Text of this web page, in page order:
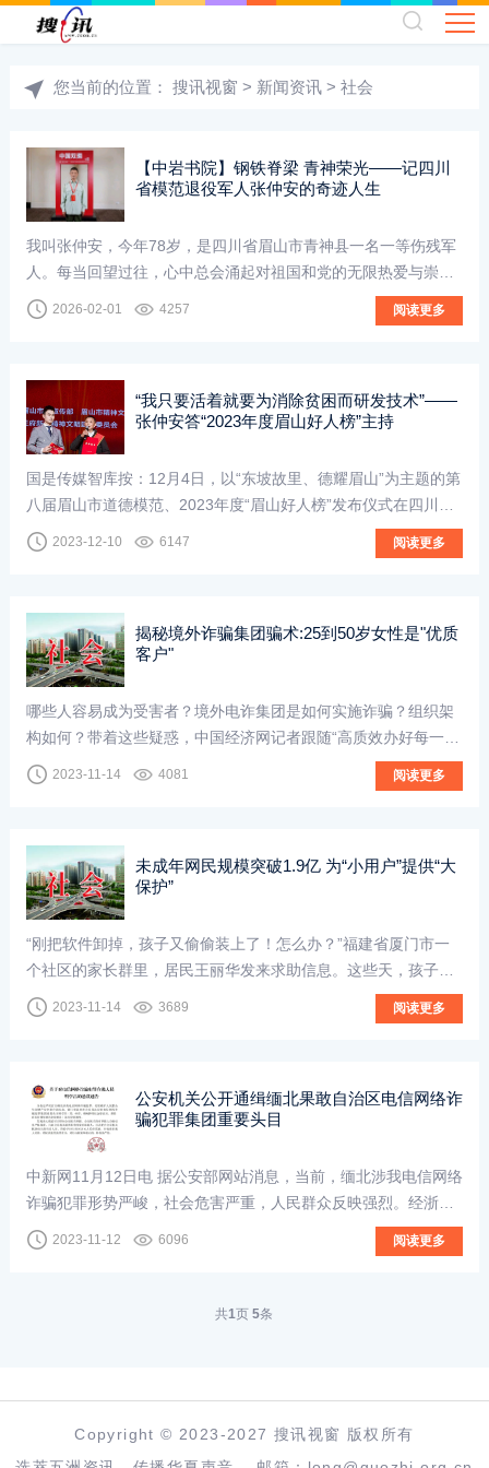
您当前的位置： 搜讯视窗 > 新闻资讯> 社会
【中岩书院】钢铁脊梁 青神荣光——记四川
省模范退役军人张仲安的奇迹人生
我叫张仲安，今年78岁，是四川省眉山市青神县一名一等伤残军
人。每当回望过往，心中总会涌起对祖国和党的无限热爱与崇
敬，而那段在山西大同市新荣区孤山村驻防、投身国防
2026-02-01 4257 阅读更多
“我只要活着就要为消除贫困而研发技术”——
张仲安答“2023年度眉山好人榜”主持
国是传媒智库按：12月4日，以“东坡故里、德耀眉山”为主题的第
八届眉山市道德模范、2023年度“眉山好人榜”发布仪式在四川天
府新区（眉山片区）举行。市委副书记、
2023-12-10 6147 阅读更多
揭秘境外诈骗集团骗术:25到50岁女性是"优质
客户"
哪些人容易成为受害者？境外电诈集团是如何实施诈骗？组织架
构如何？带着这些疑惑，中国经济网记者跟随“高质效办好每一个
案件·新时代法律监督工作巡礼”活动采访团前往四川省南充市深
入了解南充“4·01”特大电...
2023-11-14 4081 阅读更多
未成年网民规模突破1.9亿 为“小用户”提供“大
保护”
“刚把软件卸掉，孩子又偷偷装上了！怎么办？”福建省厦门市一
个社区的家长群里，居民王丽华发来求助信息。这些天，孩子放
学回家头件事就是刷短视频，不仅耽误睡觉，学习成绩也一落千
丈。更让王丽华头疼的是，平台推...
2023-11-14 3689 阅读更多
公安机关公开通缉缅北果敢自治区电信网络诈
骗犯罪集团重要头目
中新网11月12日电 据公安部网站消息，当前，缅北涉我电信网络
诈骗犯罪形势严峻，社会危害严重，人民群众反映强烈。经浙江
省温州市公安机关侦查发现，明学昌、明国平、明菊兰、明珍珍
系缅北果敢自治区涉我电信网...
2023-11-12 6096 阅读更多
共1页5条
Copyright © 2023-2027 搜讯视窗 版权所有